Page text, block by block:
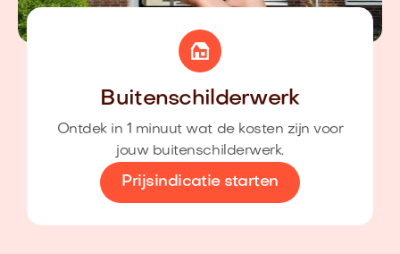
Buitenschilderwerk
Ontdek in 1 minuut wat de kosten zijn voor
jouw buitenschilderwerk.
Prijsindicatie starten